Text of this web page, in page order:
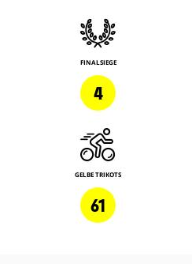
FINALSIEGE
4
GELBE TRIKOTS
61